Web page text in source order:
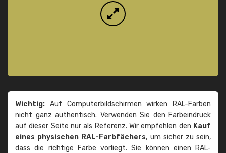
Wichtig: Auf Computerbildschirmen wirken RAL-Farben
nicht ganz authentisch. Verwenden Sie den Farbeindruck
auf dieser Seite nur als Referenz. Wir empfehlen den Kauf
eines physischen RAL-Farbfächers, um sicher zu sein,
dass die richtige Farbe vorliegt. Sie können einen RAL-